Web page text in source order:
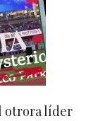
otrora líder